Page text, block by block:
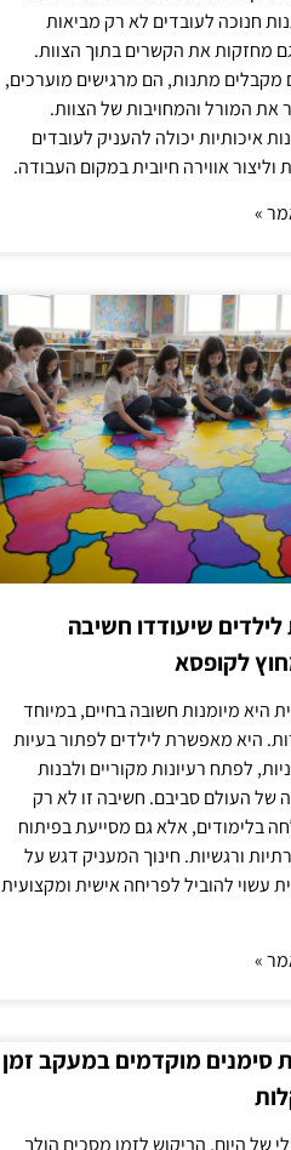
חנוכה לעובדים לא רק מביאות
מחזקות את הקשרים בתוך הצוות.
מקבלים מתנות, הם מרגישים מוערכים,
את המורל והמחויבות של הצוות.
איכותיות יכולה להעניק לעובדים
וליצור אווירה חיובית במקום העבודה.
»
לילדים שיעודדו חשיבה
לקופסא
היא מיומנות חשובה בחיים, במיוחד
היא מאפשרת לילדים לפתור בעיות
לפתח רעיונות מקוריים ולבנות
של העולם סביבם. חשיבה זו לא רק
בלימודים, אלא גם מסייעת בפיתוח
ורגשיות. חינוך המעניק דגש על
עשוי להוביל לפריחה אישית ומקצועית
»
סימנים מוקדמים במעקב זמן
של היום, הביקוש לזמן מסכים הולך